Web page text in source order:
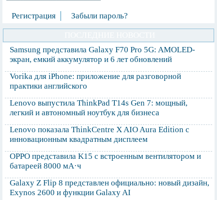
Регистрация Забыли пароль?
Samsung представила Galaxy F70 Pro 5G: AMOLED-
экран, емкий аккумулятор и 6 лет обновлений
Vorika для iPhone: приложение для разговорной
практики английского
Lenovo выпустила ThinkPad T14s Gen 7: мощный,
легкий и автономный ноутбук для бизнеса
Lenovo показала ThinkCentre X AIO Aura Edition с
инновационным квадратным дисплеем
OPPO представила K15 с встроенным вентилятором и
батареей 8000 мА·ч
Galaxy Z Flip 8 представлен официально: новый дизайн,
Exynos 2600 и функции Galaxy AI